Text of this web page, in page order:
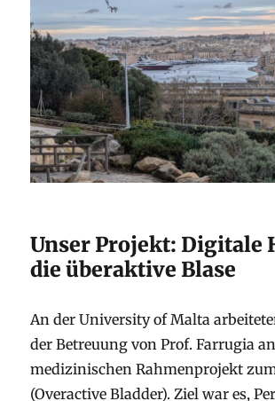
Unser Projekt: Digitale
die überaktive Blase
An der University of Malta
der Betreuung von Prof. Farrugia
medizinischen Rahmenprojekt
(Overactive Bladder). Ziel war es,